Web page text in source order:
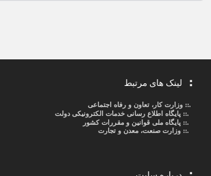
لینک های مرتبط
.::وزارت کار، تعاون و رفاه اجتماعی
.::پایگاه اطلاع رسانی خدمات الکترونیکی دولت
.::پایگاه ملی قوانین و مقررات کشور
.:: وزارت صنعت، معدن و تجارت